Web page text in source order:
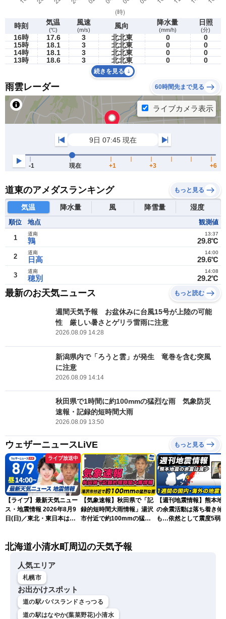
時刻 気温
(℃)
風速
(m/s) 風向 降水量
(mm/h)
日照
(分)
16時 17.6 3 北北東 0
0
15時
18.1 3 北北東 0
0
14時
18.1 3 北北東 0
0
13時
18.6 3 北北東 0 0
続きを見る
雨雲レーダー 60時間先まで見る
道東のアメダスランキング もっと見る
気温 降水量 風 降雪量 湿度
順位 地点 観測値
1 鶉
道南
29.8℃
13:37
2 日高
道南
29.6℃
14:00
3 穂別
道南
29.2℃
14:08
最新のお天気ニュース もっと読む
週間天気予報 お盆休みに台風15号が上陸の可能
性 厳しい暑さとゲリラ雷雨に注意
2026.08.09 14:28
新潟県内で「ろうと雲」が発生 竜巻を含む突風
に注意
2026.08.09 14:14
秋田県で1時間に約100mmの猛烈な雨 気象防災
速報・記録的短時間大雨
2026.08.09 13:50
ウェザーニュースLiVE もっと見る
ライブ放送中
【ライブ】最新天気ニュー
ス・地震情報 2026年8月9
日(日)／東北・東日本は急
小川千奈／芳野達郎〉
【気象速報】秋田県で「記
録的短時間大雨情報」湯沢
市付近で約100mmの猛烈
【週刊地震情報】熊本地
の余震活動は落ち着き傾
も…依然として震度5弱警
北海道小清水町周辺の天気予報
人気エリア
札幌市
お出かけスポット
道の駅パパスランドさっつる
道の駅はなやか(葉菜野花)小清水